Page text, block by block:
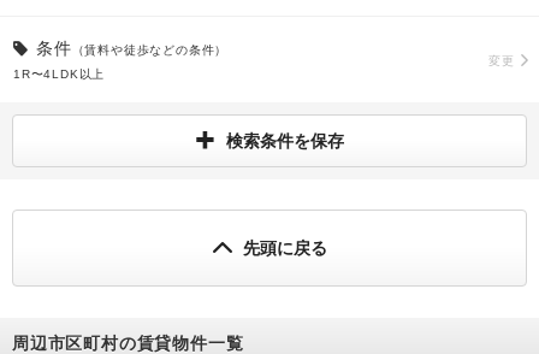
条件 （賃料や徒歩などの条件）
1R〜4LDK以上
変更
検索条件を保存
先頭に戻る
周辺市区町村の賃貸物件一覧